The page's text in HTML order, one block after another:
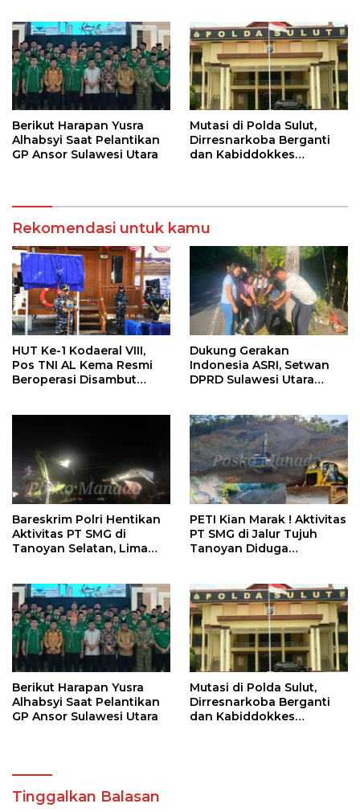
Berikut Harapan Yusra
Alhabsyi Saat Pelantikan
GP Ansor Sulawesi Utara
Mutasi di Polda Sulut,
Dirresnarkoba Berganti
dan Kabiddokkes
Rekomendasi untuk kamu
HUT Ke-1 Kodaeral VIII,
Pos TNI AL Kema Resmi
Beroperasi Disambut
Dukung Gerakan
Indonesia ASRI, Setwan
DPRD Sulawesi Utara
Bareskrim Polri Hentikan
Aktivitas PT SMG di
Tanoyan Selatan, Lima
PETI Kian Marak ! Aktivitas
PT SMG di Jalur Tujuh
Tanoyan Diduga
Berikut Harapan Yusra
Alhabsyi Saat Pelantikan
GP Ansor Sulawesi Utara
Mutasi di Polda Sulut,
Dirresnarkoba Berganti
dan Kabiddokkes
Tinggalkan Balasan